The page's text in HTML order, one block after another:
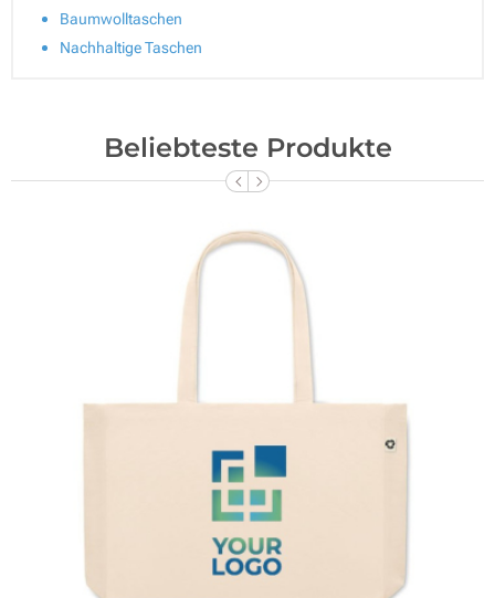
Baumwolltaschen
Nachhaltige Taschen
Beliebteste Produkte